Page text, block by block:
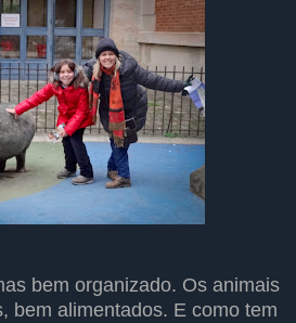
bem organizado. Os animais
bem alimentados. E como tem